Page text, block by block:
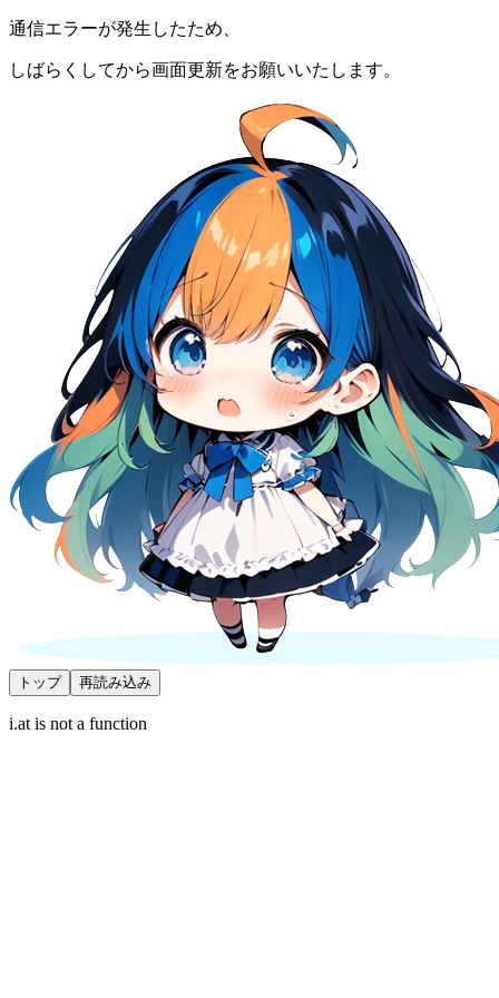
通信エラーが発生したため、
しばらくしてから画面更新をお願いいたします。
トップ 再読み込み
i.at is not a function